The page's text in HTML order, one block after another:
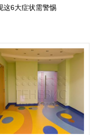
这6大症状需警惕